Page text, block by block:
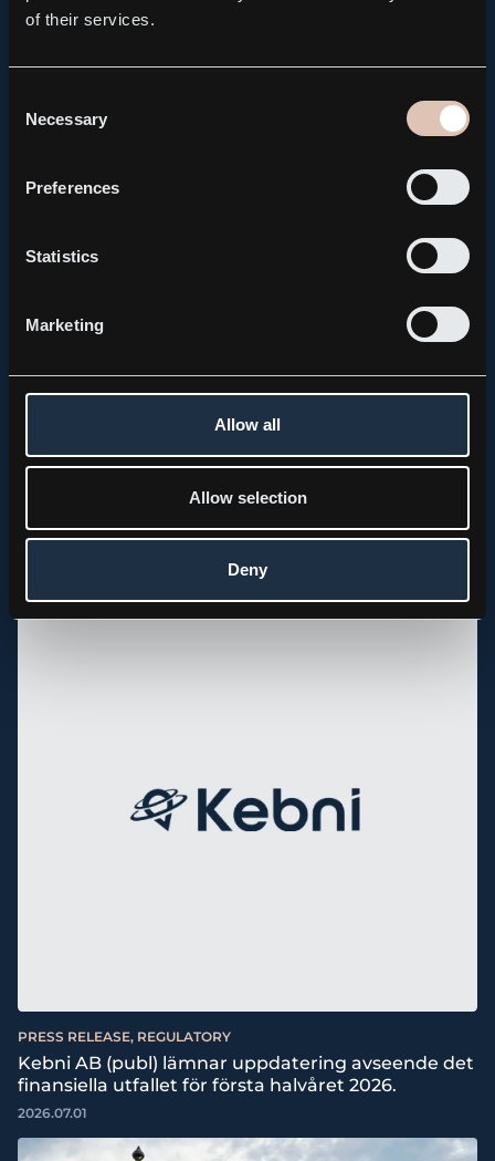
of their services.
Selection
Necessary
Preferences
Statistics
Marketing
Allow all
Allow selection
Deny
Related news
PRESS RELEASE, REGULATORY
Kebni AB brings forward the publication of its Q2
PRESS RELEASE, REGULATORY
Kebni AB (publ) lämnar uppdatering avseende det
finansiella utfallet för första halvåret 2026.
2026.07.01